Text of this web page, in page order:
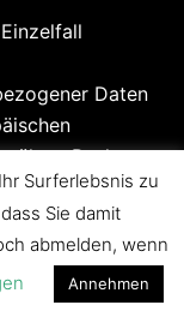
Daten
Recht,
— beruhenden
die ihr gegenüber
Weise
Surferlebsnis zu
Sie damit
abmelden, wenn
Annehmen